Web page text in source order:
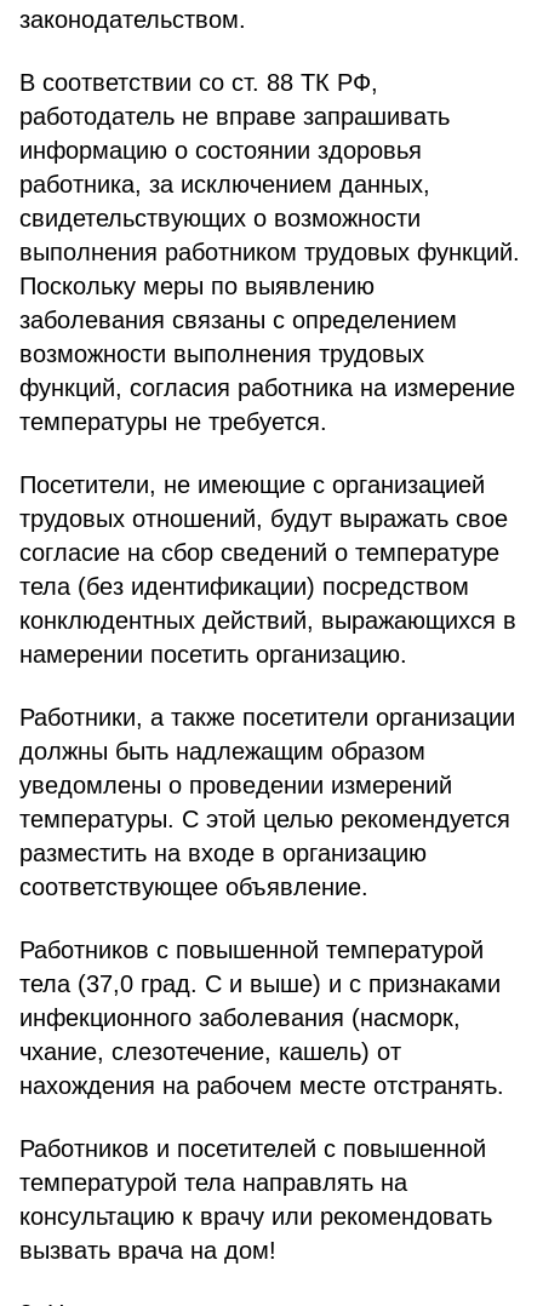
законодательством.
В соответствии со ст. 88 ТК РФ,
работодатель не вправе запрашивать
информацию о состоянии здоровья
работника, за исключением данных,
свидетельствующих о возможности
выполнения работником трудовых функций.
Поскольку меры по выявлению
заболевания связаны с определением
возможности выполнения трудовых
функций, согласия работника на измерение
температуры не требуется.
Посетители, не имеющие с организацией
трудовых отношений, будут выражать свое
согласие на сбор сведений о температуре
тела (без идентификации) посредством
конклюдентных действий, выражающихся в
намерении посетить организацию.
Работники, а также посетители организации
должны быть надлежащим образом
уведомлены о проведении измерений
температуры. С этой целью рекомендуется
разместить на входе в организацию
соответствующее объявление.
Работников с повышенной температурой
тела (37,0 град. С и выше) и с признаками
инфекционного заболевания (насморк,
чхание, слезотечение, кашель) от
нахождения на рабочем месте отстранять.
Работников и посетителей с повышенной
температурой тела направлять на
консультацию к врачу или рекомендовать
вызвать врача на дом!